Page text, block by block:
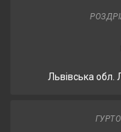
Львівська обл.